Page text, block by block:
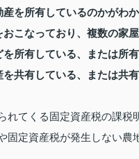
を所有しているのかがわ
こなっており、複数の家
所有している、または所
共有している、または共
れてくる固定資産税の課税
固定資産税が発生しない